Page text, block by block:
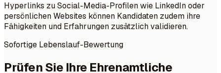
Hyperlinks zu Social-Media-Profilen wie LinkedIn oder
persönlichen Websites können Kandidaten zudem ihre
Fähigkeiten und Erfahrungen zusätzlich validieren.
Sofortige Lebenslauf-Bewertung
Prüfen Sie Ihre Ehrenamtliche